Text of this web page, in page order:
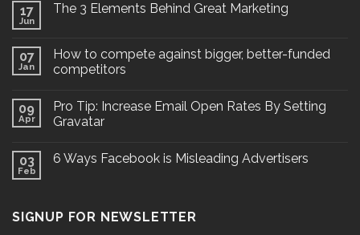
17
Jun
The 3 Elements Behind Great Marketing
07
Jan
How to compete against bigger, better-funded
competitors
09
Apr
Pro Tip: Increase Email Open Rates By Setting
Gravatar
03
Feb
6 Ways Facebook is Misleading Advertisers
SIGNUP FOR NEWSLETTER